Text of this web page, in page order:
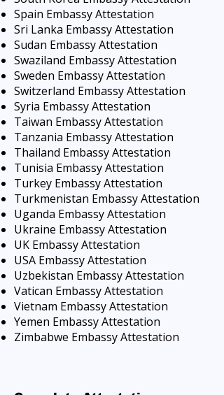
Spain Embassy Attestation
Sri Lanka Embassy Attestation
Sudan Embassy Attestation
Swaziland Embassy Attestation
Sweden Embassy Attestation
Switzerland Embassy Attestation
Syria Embassy Attestation
Taiwan Embassy Attestation
Tanzania Embassy Attestation
Thailand Embassy Attestation
Tunisia Embassy Attestation
Turkey Embassy Attestation
Turkmenistan Embassy Attestation
Uganda Embassy Attestation
Ukraine Embassy Attestation
UK Embassy Attestation
USA Embassy Attestation
Uzbekistan Embassy Attestation
Vatican Embassy Attestation
Vietnam Embassy Attestation
Yemen Embassy Attestation
Zimbabwe Embassy Attestation